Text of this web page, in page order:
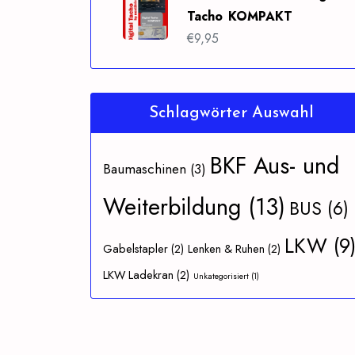
Tacho KOMPAKT
€9,95
Schlagwörter Auswahl
Baumaschinen (3) BKF Aus- und
Weiterbildung (13) BUS (6)
Gabelstapler(2) Lenken & Ruhen (2) LKW (9)
LKW Ladekran (2) Unkategorisiert (1)